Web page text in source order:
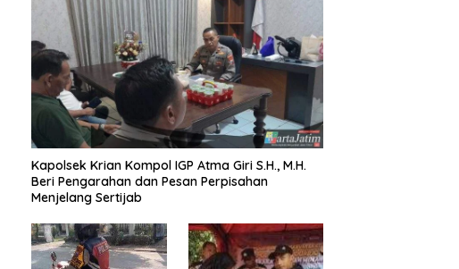
Kapolsek Krian Kompol IGP Atma Giri S.H., M.H.
Beri Pengarahan dan Pesan Perpisahan
Menjelang Sertijab